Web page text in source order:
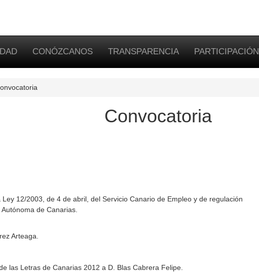
CONÓZCANOS TRANSPARENCIA PARTICIPACIÓN
Convocatoria
Ley 12/2003, de 4 de abril, del Servicio Canario de Empleo y de regulación
de Canarias.
Arteaga.
las Letras de Canarias 2012 a D. Blas Cabrera Felipe.